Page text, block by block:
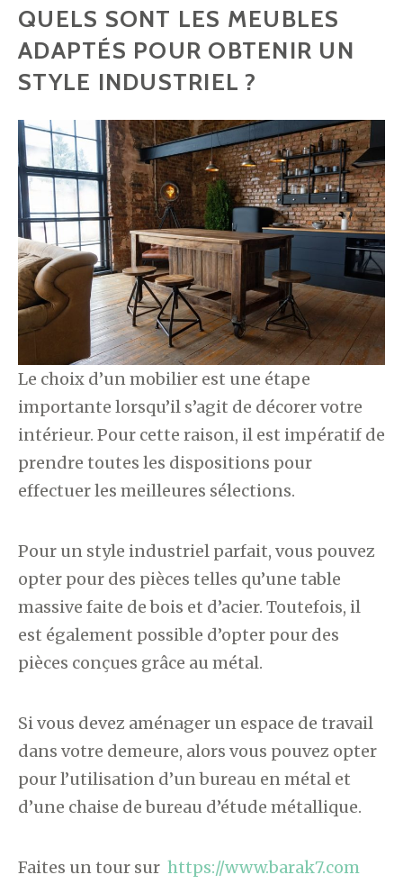
QUELS SONT LES MEUBLES
ADAPTÉS POUR OBTENIR UN
STYLE INDUSTRIEL ?
Le choix d’un mobilier est une étape
importante lorsqu’il s’agit de décorer votre
intérieur. Pour cette raison, il est impératif de
prendre toutes les dispositions pour
effectuer les meilleures sélections.
Pour un style industriel parfait, vous pouvez
opter pour des pièces telles qu’une table
massive faite de bois et d’acier. Toutefois, il
est également possible d’opter pour des
pièces conçues grâce au métal.
Si vous devez aménager un espace de travail
dans votre demeure, alors vous pouvez opter
pour l’utilisation d’un bureau en métal et
d’une chaise de bureau d’étude métallique.
Faites un tour sur https://www.barak7.com